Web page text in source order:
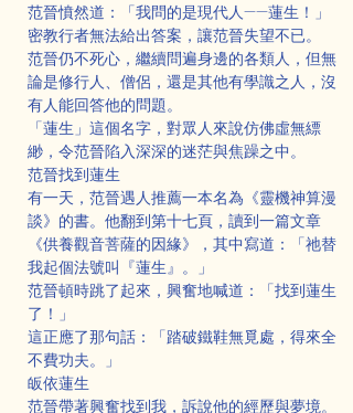
范晉憤然道：「我問的是現代人——蓮生！」
密教行者無法給出答案，讓范晉失望不已。
范晉仍不死心，繼續問遍身邊的各類人，但無
論是修行人、僧侶，還是其他有學識之人，沒
有人能回答他的問題。
「蓮生」這個名字，對眾人來說仿佛虛無縹
緲，令范晉陷入深深的迷茫與焦躁之中。
范晉找到蓮生
有一天，范晉遇人推薦一本名為《靈機神算漫
談》的書。他翻到第十七頁，讀到一篇文章
《供養觀音菩薩的因緣》，其中寫道：「祂替
我起個法號叫『蓮生』。」
范晉頓時跳了起來，興奮地喊道：「找到蓮生
了！」
這正應了那句話：「踏破鐵鞋無覓處，得來全
不費功夫。」
皈依蓮生
范晉帶著興奮找到我，訴說他的經歷與夢境。